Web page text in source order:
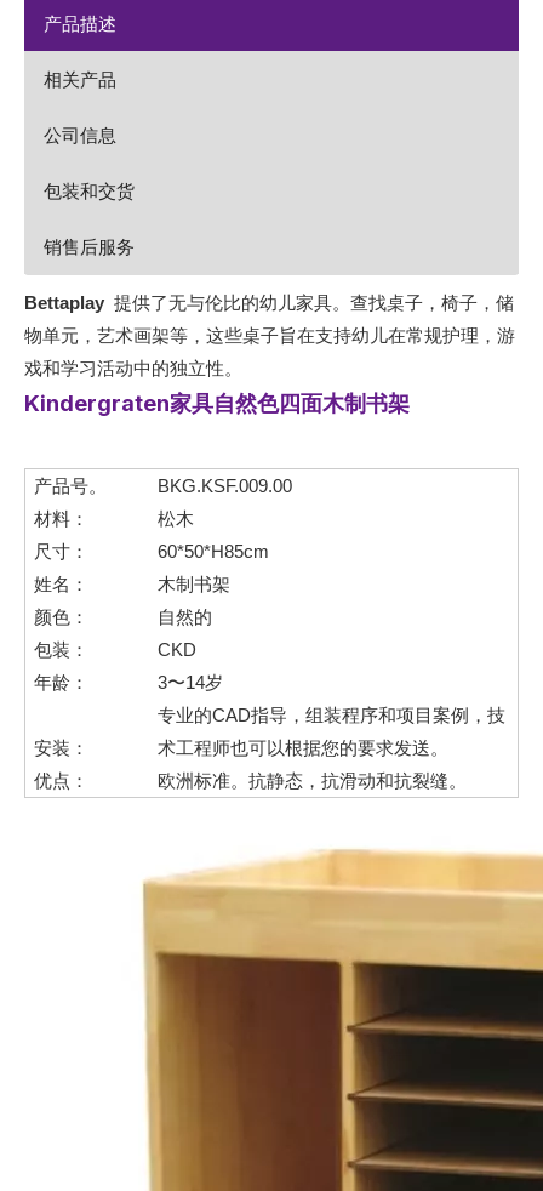
产品描述
相关产品
公司信息
包装和交货
销售后服务
Bettaplay 提供了无与伦比的幼儿家具。查找桌子，椅子，储
物单元，艺术画架等，这些桌子旨在支持幼儿在常规护理，游
戏和学习活动中的独立性。
Kindergraten家具自然色四面木制书架
产品号。
BKG.KSF.009.00
材料：
松木
尺寸：
60*50*H85cm
姓名：
木制书架
颜色：
自然的
包装：
CKD
年龄：
3〜14岁
安装：
专业的CAD指导，组装程序和项目案例，技
术工程师也可以根据您的要求发送。
优点：
欧洲标准。抗静态，抗滑动和抗裂缝。